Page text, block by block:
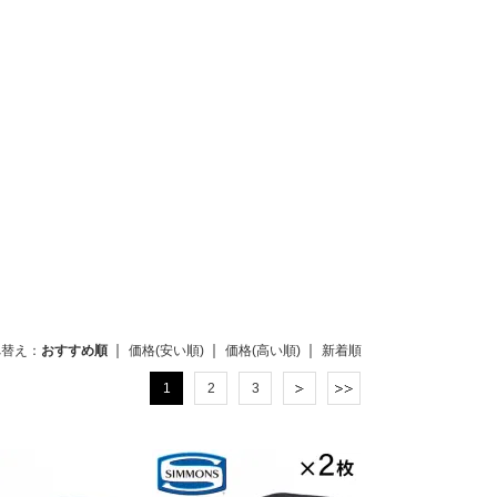
え： おすすめ順 価格(安い順) 価格(高い順) 新着順
1 2 3